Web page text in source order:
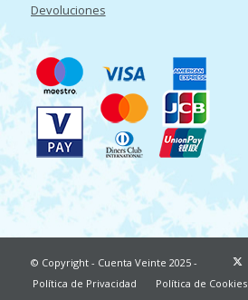
Devoluciones
© Copyright - Cuenta Veinte 2025 -
Política de Privacidad
Política de Cookies